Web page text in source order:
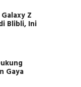
Z
Blibli, Ini
Gaya